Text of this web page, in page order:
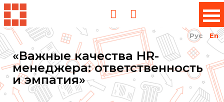
Рус En
«Важные качества HR-
менеджера: ответственность
и эмпатия»